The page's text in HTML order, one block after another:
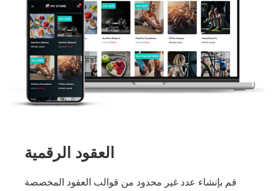
العقود الرقمية
قم بإنشاء عدد غير محدود من قوالب العقود المخصصة